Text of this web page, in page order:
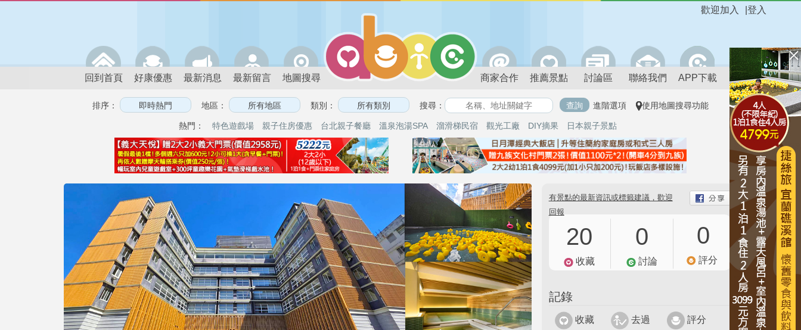
登入
歡迎加入
回到首頁 好康優惠 最新消息 最新留言 地圖搜尋 商家合作 推薦景點 討論區 聯絡我們 APP下載
排序： 地區： 類別： 搜尋： 進階選項 使用地圖搜尋功能
熱門： 特色遊戲場 親子住房優惠 台北親子餐廳 溫泉泡湯SPA 溜滑梯民宿 觀光工廠 DIY摘果 日本親子景點
有景點的最新資訊或標籤建議，歡迎
回報
20
收藏
0
討論
0
評分
記錄
收藏 去過 評分